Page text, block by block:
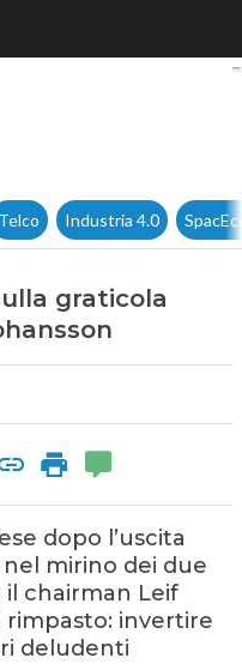
Ericsson: sulla
Telco Industria 4.0
graticola
dopo l’uscita
mirino dei due
chairman Leif
rimpasto: invertire
deludenti